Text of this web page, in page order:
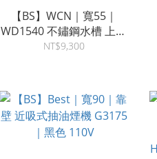
【BS】WCN｜寬55｜
WD1540 不鏽鋼水槽 上崁
靜音水槽
NT$9,300